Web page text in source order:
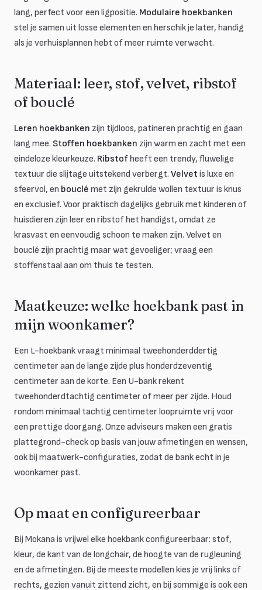
lang, perfect voor een ligpositie. Modulaire hoekbanken
stel je samen uit losse elementen en herschik je later, handig
als je verhuisplannen hebt of meer ruimte verwacht.
Materiaal: leer, stof, velvet, ribstof
of bouclé
Leren hoekbanken zijn tijdloos, patineren prachtig en gaan
lang mee. Stoffen hoekbanken zijn warm en zacht met een
eindeloze kleurkeuze. Ribstofheeft een trendy, fluwelige
textuur die slijtage uitstekend verbergt. Velvet is luxe en
sfeervol, en bouclé met zijn gekrulde wollen textuur is knus
en exclusief. Voor praktisch dagelijks gebruik met kinderen of
huisdieren zijn leer en ribstof het handigst, omdat ze
krasvast en eenvoudig schoon te maken zijn. Velvet en
bouclé zijn prachtig maar wat gevoeliger; vraag een
stoffenstaal aan om thuis te testen.
Maatkeuze: welke hoekbank past in
mijn woonkamer?
Een L-hoekbank vraagt minimaal tweehonderddertig
centimeter aan de lange zijde plus honderdzeventig
centimeter aan de korte. Een U-bank rekent
tweehonderdtachtig centimeter of meer per zijde. Houd
rondom minimaal tachtig centimeter loopruimte vrij voor
een prettige doorgang. Onze adviseurs maken een gratis
plattegrond-check op basis van jouw afmetingen en wensen,
ook bij maatwerk-configuraties, zodat de bank echt in je
woonkamer past.
Op maat en configureerbaar
Bij Mokana is vrijwel elke hoekbank configureerbaar: stof,
kleur, de kant van de longchair, de hoogte van de rugleuning
en de afmetingen. Bij de meeste modellen kies je vrij links of
rechts, gezien vanuit zittend zicht, en bij sommige is ook een